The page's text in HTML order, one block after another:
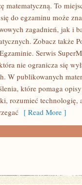
matematyczną. To
do egzaminu może
zagadnień, jak i
Zobacz także
Serwis
nie ogranicza się
W publikowanych
które pomaga
rozumieć technologię,
[ Read More ]